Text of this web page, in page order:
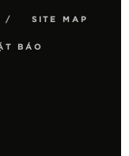
SITE MAP
BÁO